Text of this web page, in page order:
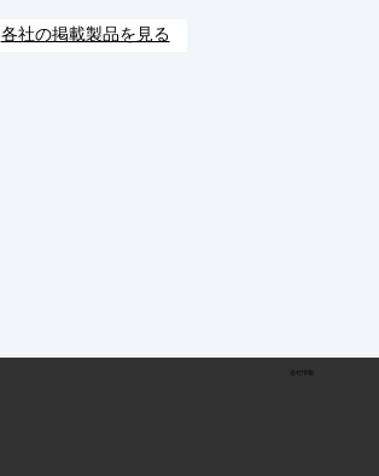
各社の掲載製品を見る
会社情報